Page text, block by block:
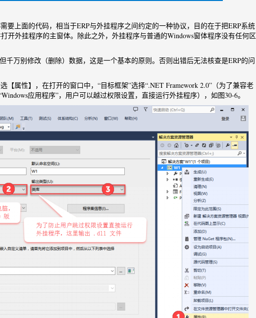
要上面的代码，相当于ERP与外挂程序之间约定的一种协议，目的在于把ERP系统
开外挂程序的主窗体。除此之外，外挂程序与普通的Windows窗体程序没有任何区
千万别修改（删除）数据，这是一个基本的原则。否则出错后无法核查是ERP的问
属性】，在打开的窗口中，“目标框架”选择“.NET Framework 2.0”（为了兼容老
应用程序”，用户可以越过权限设置，直接运行外挂程序），如图30-6。